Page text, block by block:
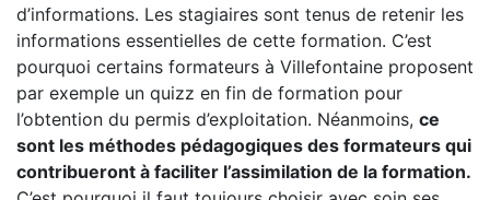
d’informations. Les stagiaires sont tenus de retenir les
informations essentielles de cette formation. C’est
pourquoi certains formateurs à Villefontaine proposent
par exemple un quizz en fin de formation pour
l’obtention du permis d’exploitation. Néanmoins, ce
sont les méthodes pédagogiques des formateurs qui
contribueront à faciliter l’assimilation de la formation.